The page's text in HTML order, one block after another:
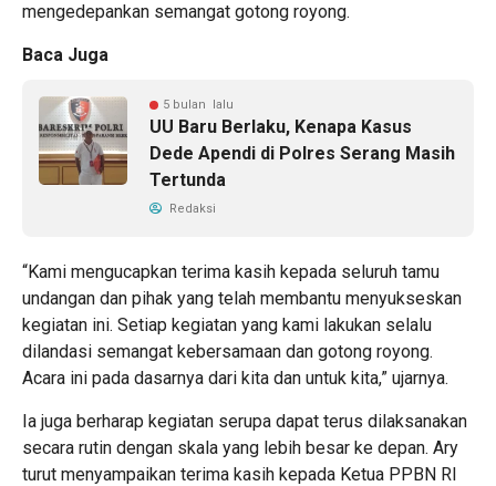
mengedepankan semangat gotong royong.
Baca Juga
5 bulan lalu
UU Baru Berlaku, Kenapa Kasus
Dede Apendi di Polres Serang Masih
Tertunda
Redaksi
“Kami mengucapkan terima kasih kepada seluruh tamu
undangan dan pihak yang telah membantu menyukseskan
kegiatan ini. Setiap kegiatan yang kami lakukan selalu
dilandasi semangat kebersamaan dan gotong royong.
Acara ini pada dasarnya dari kita dan untuk kita,” ujarnya.
Ia juga berharap kegiatan serupa dapat terus dilaksanakan
secara rutin dengan skala yang lebih besar ke depan. Ary
turut menyampaikan terima kasih kepada Ketua PPBN RI